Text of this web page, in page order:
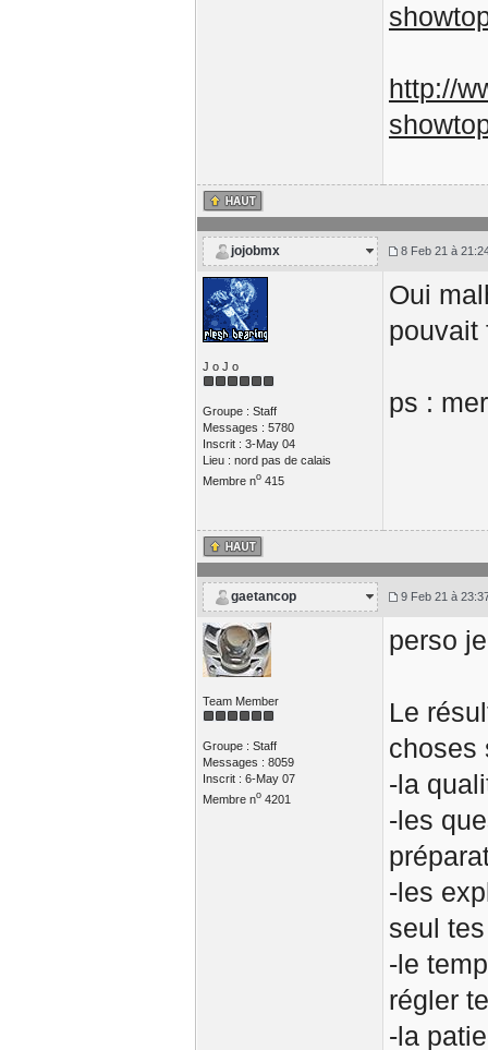
http://
jojobmx 8 Feb 21 à
J o J o
Groupe : Staff
Messages : 5780
Inscrit : 3-May 04
Lieu : nord pas de calais
Membre no415
Oui
pouvait
ps :
gaetancop 9 Feb 21 à
Team Member
Groupe : Staff
Messages : 8059
Inscrit : 6-May 07
Membre no4201
perso
Le
choses
-la
-les
-les
seul
-le
régler
-la